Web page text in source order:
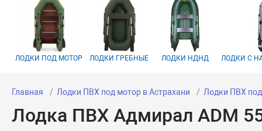
ЛОДКИ ПОД МОТОР ЛОДКИ ГРЕБНЫЕ ЛОДКИ НДНД ЛОДКИ С
Главная Лодки ПВХ под мотор в Астрахани Лодки ПВХ
Лодка ПВХ Адмирал ADM